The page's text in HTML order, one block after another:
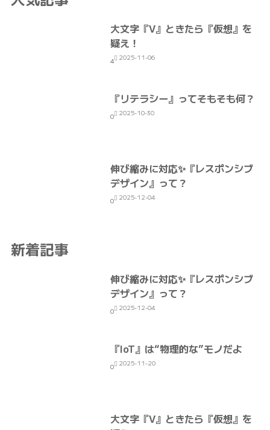
大文字『V』ときたら『仮想』を
疑え！
4 2025-11-06
『リテラシー』ってそもそも何？
0 2025-10-30
伸び縮みに対応✨『レスポンシブ
デザイン』って？
0 2025-12-04
新着記事
伸び縮みに対応✨『レスポンシブ
デザイン』って？
0 2025-12-04
『IoT』は“物理的な”モノだよ
0 2025-11-20
大文字『V』ときたら『仮想』を